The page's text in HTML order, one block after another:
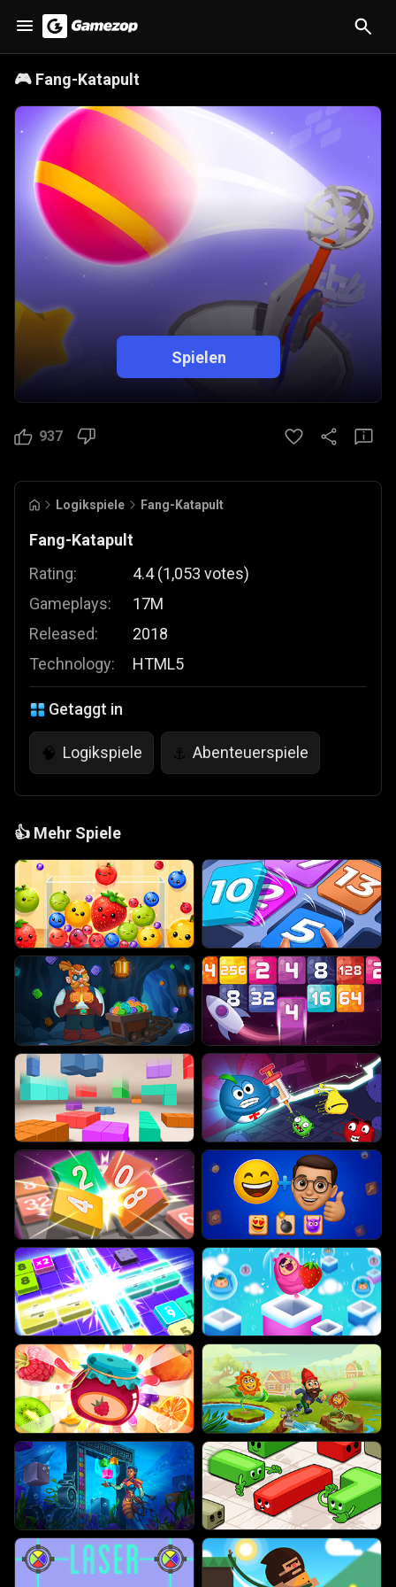
🎮 Fang-Katapult
Spielen
937
Logikspiele Fang-Katapult
Fang-Katapult
Rating:
Gameplays:
Released:
Technology:
4.4 (1,053 votes)
17M
2018
HTML5
Getaggt in
🧠 Logikspiele ⚓ Abenteuerspiele
👍 Mehr Spiele